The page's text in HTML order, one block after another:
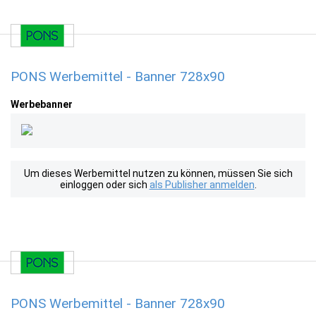
PONS Werbemittel - Banner 728x90
Werbebanner
Um dieses Werbemittel nutzen zu können, müssen Sie sich
einloggen oder sich als Publisher anmelden
PONS Werbemittel - Banner 728x90